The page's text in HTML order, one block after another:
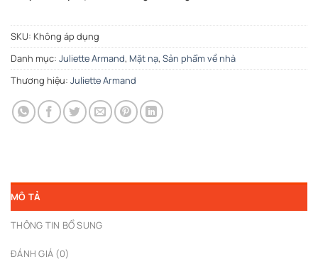
SKU: Không áp dụng
Danh mục: Juliette Armand, Mặt nạ, Sản phẩm về nhà
Thương hiệu: Juliette Armand
MÔ TẢ
THÔNG TIN BỔ SUNG
ĐÁNH GIÁ (0)